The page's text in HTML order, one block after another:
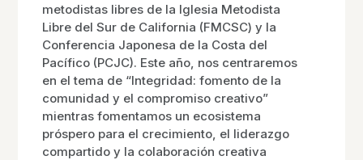
metodistas libres de la Iglesia Metodista
Libre del Sur de California (FMCSC) y la
Conferencia Japonesa de la Costa del
Pacífico (PCJC). Este año, nos centraremos
en el tema de “Integridad: fomento de la
comunidad y el compromiso creativo”
mientras fomentamos un ecosistema
próspero para el crecimiento, el liderazgo
compartido y la colaboración creativa